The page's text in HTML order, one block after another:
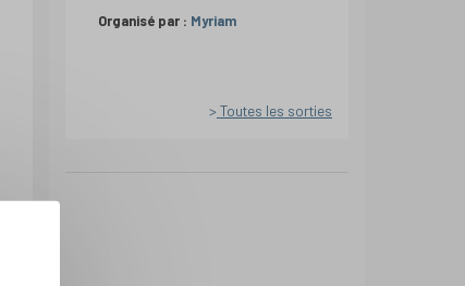
Organisé par : Myriam
Toutes les sorties